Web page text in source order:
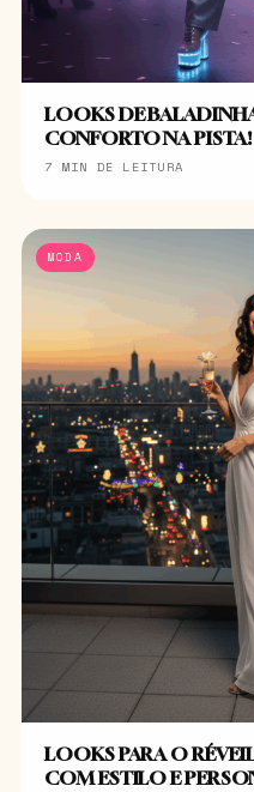
LOOKS DE
CONFORTO NA PISTA!
7 MIN DE LEITURA
MODA
LOOKS PARA O
COM ESTILO E